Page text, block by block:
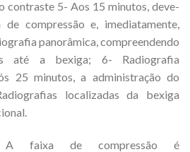
contraste 5- Aos 15 minutos, deve-
compressão e, imediatamente,
panorâmica, compreendendo
até a bexiga; 6- Radiografia
25 minutos, a administração do
localizadas da bexiga
faixa de compressão é